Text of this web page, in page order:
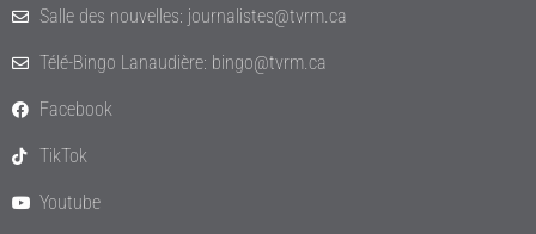
Salle des nouvelles: journalistes@tvrm.ca
Télé-Bingo Lanaudière: bingo@tvrm.ca
Facebook
TikTok
Youtube